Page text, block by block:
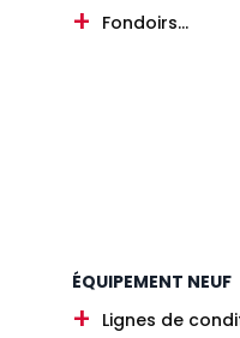
Fondoirs...
ÉQUIPEMENT NEUF
Lignes de